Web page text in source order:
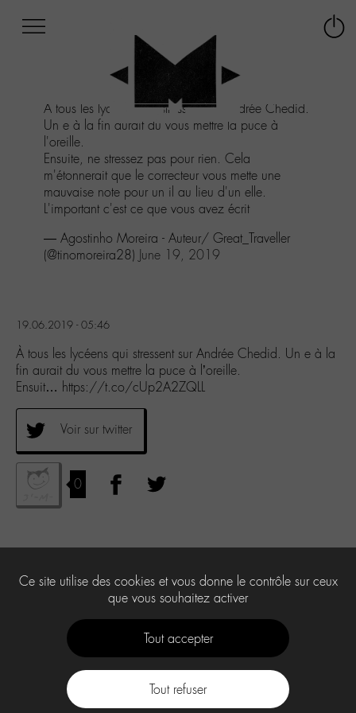
au
menu
Aller
contenu
Aller
recherche
À tous les lycéens qui stressent sur Andrée Chedid.
Un e à la fin aurait du vous mettre la puce à
l'oreille.
Ensuite, ne stressez pas pour rien. Cela
m'étonnerait que le correcteur vous mette une
mauvaise note pour un il au lieu d'un elle.
L'important c'est ce que vous avez écrit
— Agostinho Moreira - Auteur/ Great_Traveller
(@tinomoreira28) June 19, 2019
19.06.2019 - 05:46
À tous les lycéens qui stressent sur Andrée Chedid. Un e à la
fin aurait du vous mettre la puce à l’oreille.
Ensuit… https://t.co/cUp2A2ZQLL
Voir sur twitter
0
Ce site utilise des cookies et vous donne le contrôle sur ceux
que vous souhaitez activer
Tout accepter
Tout refuser